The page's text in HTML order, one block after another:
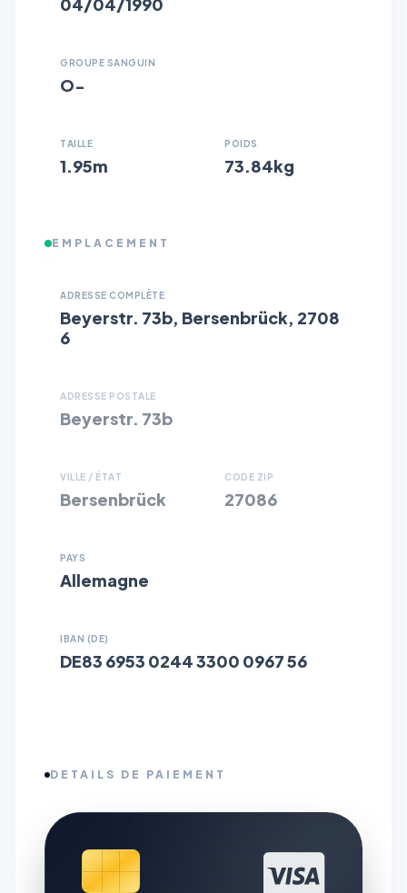
GROUPE SANGUIN
O−
TAILLE
1.95m
POIDS
73.84kg
EMPLACEMENT
ADRESSE COMPLÈTE
Beyerstr. 73b, Bersenbrück, 2708
6
ADRESSE POSTALE
Beyerstr. 73b
VILLE / ÉTAT
Bersenbrück
CODE ZIP
27086
PAYS
Allemagne
IBAN (DE)
DE83 6953 0244 3300 0967 56
DETAILS DE PAIEMENT